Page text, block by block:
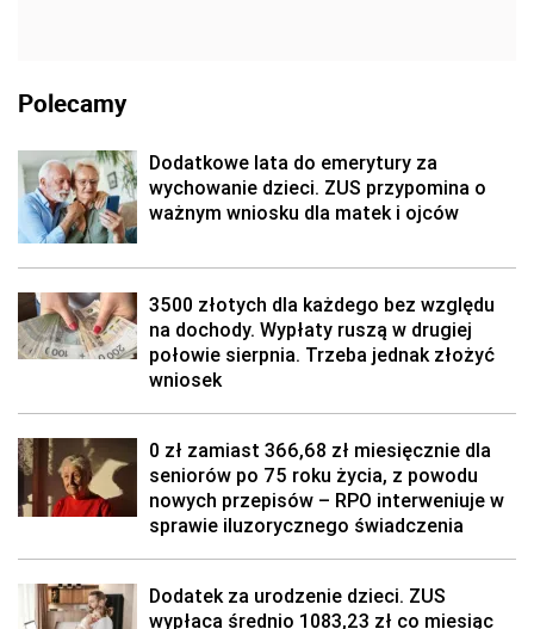
Polecamy
Dodatkowe lata do emerytury za
wychowanie dzieci. ZUS przypomina o
ważnym wniosku dla matek i ojców
3500 złotych dla każdego bez względu
na dochody. Wypłaty ruszą w drugiej
połowie sierpnia. Trzeba jednak złożyć
wniosek
0 zł zamiast 366,68 zł miesięcznie dla
seniorów po 75 roku życia, z powodu
nowych przepisów – RPO interweniuje w
sprawie iluzorycznego świadczenia
Dodatek za urodzenie dzieci. ZUS
wypłaca średnio 1083,23 zł co miesiąc